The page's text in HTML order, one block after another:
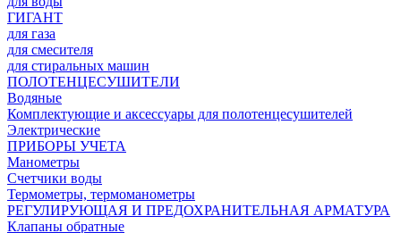
ГИГАНТ
для газа
для смесителя
для стиральных машин
ПОЛОТЕНЦЕСУШИТЕЛИ
Водяные
Комплектующие и аксессуары для полотенцесушителей
Электрические
ПРИБОРЫ УЧЕТА
Манометры
Счетчики воды
Термометры, термоманометры
РЕГУЛИРУЮЩАЯ И ПРЕДОХРАНИТЕЛЬНАЯ АРМАТУРА
Клапаны обратные